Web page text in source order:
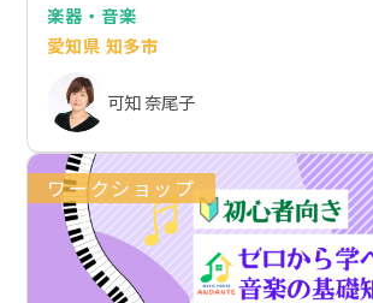
楽器・音楽
愛知県 知多市
可知 奈尾子
ワークショップ